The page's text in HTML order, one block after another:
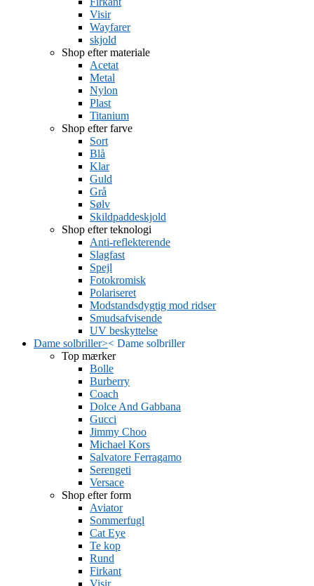
Visir
Wayfarer
skjold
Shop efter materiale
Acetat
Metal
Nylon
Plast
Titanium
Shop efter farve
Sort
Blå
Klar
Guld
Grå
Sølv
Skildpaddeskjold
Shop efter teknologi
Anti-reflekterende
Slagfast
Spejl
Fotokromisk
Polariseret
Modstandsdygtig mod ridser
Smudsafvisende
UV beskyttelse
Dame solbriller>< Dame solbriller
Top mærker
Bolle
Burberry
Coach
Dolce And Gabbana
Gucci
Jimmy Choo
Michael Kors
Salvatore Ferragamo
Serengeti
Versace
Shop efter form
Aviator
Sommerfugl
Cat Eye
Te kop
Rund
Firkant
Visir